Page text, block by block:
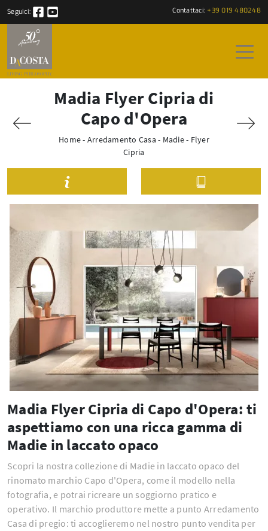
Seguici: Contattaci: +39 019 480248
Madia Flyer Cipria di
Capo d'Opera
Home- Arredamento Casa - Madie- Flyer
Cipria
Madia Flyer Cipria di Capo d'Opera: ti
aspettiamo con una ricca gamma di
Madie in laccato opaco
Scopri la nostra collezione di Madie in laccato opaco del
rinomato marchio Capo d'Opera, come il modello nella
fotografia, e potrai ricreare un soggiorno pratico e
operativo. Il marchio produttore mette a punto Arredamento
Casa di pregio: ti accoglieremo nel nostro punto vendita per